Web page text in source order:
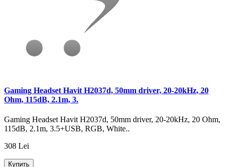
Gaming Headset Havit H2037d, 50mm driver, 20-20kHz, 20
Ohm, 115dB, 2.1m, 3.
Gaming Headset Havit H2037d, 50mm driver, 20-20kHz, 20 Ohm,
115dB, 2.1m, 3.5+USB, RGB, White..
308 Lei
Купить